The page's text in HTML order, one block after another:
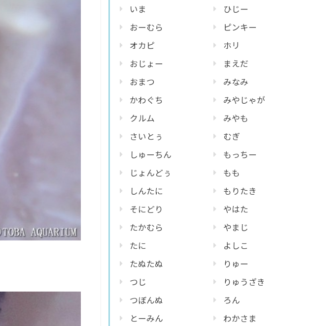
いま
おーむら
オカピ
おじょー
おまつ
かわぐち
クルム
さいとぅ
しゅーちん
じょんどぅ
しんたに
そにどり
たかむら
たに
たぬたぬ
つじ
つぼんぬ
とーみん
ひじー
ピンキー
ホリ
まえだ
みなみ
みやじゃが
みやも
むぎ
もっちー
もも
もりたき
やはた
やまじ
よしこ
りゅー
りゅうざき
ろん
わかさま